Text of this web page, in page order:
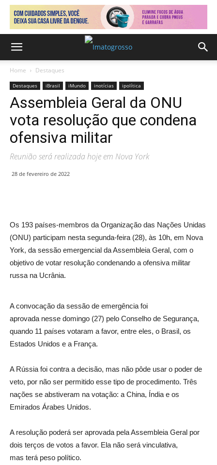
Home Destaques
Destaques iBrasil iMundo inotícias ipolítica
Assembleia Geral da ONU
vota resolução que condena
ofensiva militar
Reunião será realizada hoje em Nova York
28 de fevereiro de 2022
Os 193 países-membros da Organização das Nações Unidas
(ONU) participam nesta segunda-feira (28), às 10h, em Nova
York, da sessão emergencial da Assembleia Geral, com o
objetivo de votar resolução condenando a ofensiva militar
russa na Ucrânia.
A convocação da sessão de emergência foi
aprovada nesse domingo (27) pelo Conselho de Segurança,
quando 11 países votaram a favor, entre eles, o Brasil, os
Estados Unidos e a França.
A Rússia foi contra a decisão, mas não pôde usar o poder de
veto, por não ser permitido esse tipo de procedimento. Três
nações se abstiveram na votação: a China, Índia e os
Emirados Árabes Unidos.
A resolução poderá ser aprovada pela Assembleia Geral por
dois terços de votos a favor. Ela não será vinculativa,
mas terá peso político.